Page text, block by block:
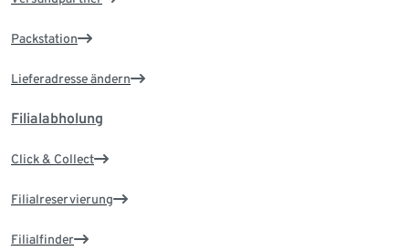
Packstation
Lieferadresse ändern
Filialabholung
Click & Collect
Filialreservierung
Filialfinder